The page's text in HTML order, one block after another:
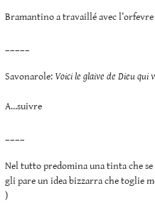
Bramantino a travaillé avec
Savonarole: Voici le glaive de Dieu qui
A…suivre
Nel tutto predomina una tinta che
gli pare un idea bizzarra che toglie
)